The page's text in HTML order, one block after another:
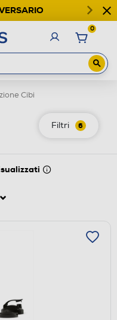
0
Cibi
Filtri 6